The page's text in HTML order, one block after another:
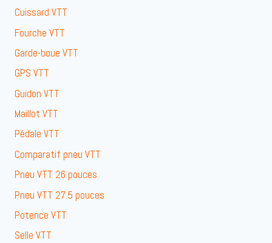
Cuissard VTT
Fourche VTT
Garde-boue VTT
GPS VTT
Guidon VTT
Maillot VTT
Pédale VTT
Comparatif pneu VTT
Pneu VTT 26 pouces
Pneu VTT 27.5 pouces
Potence VTT
Selle VTT